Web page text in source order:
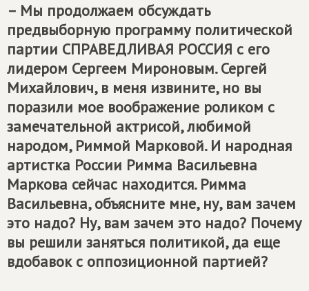
– Мы продолжаем обсуждать
предвыборную программу политической
партии СПРАВЕДЛИВАЯ РОССИЯ с его
лидером Сергеем Мироновым. Сергей
Михайлович, в меня извините, но вы
поразили мое воображение роликом с
замечательной актрисой, любимой
народом, Риммой Марковой. И народная
артистка России Римма Васильевна
Маркова сейчас находится. Римма
Васильевна, объясните мне, ну, вам зачем
это надо? Ну, вам зачем это надо? Почему
вы решили заняться политикой, да еще
вдобавок с оппозиционной партией?